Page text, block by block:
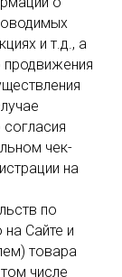
и т.д., а
чек-
на
по
Сайте и
товара
числе